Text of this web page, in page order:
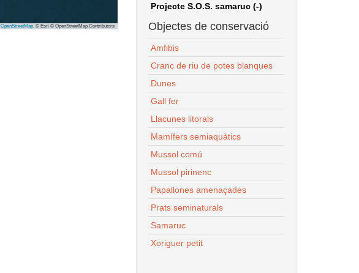
OpenStreetMap, © Esri © OpenStreetMap Contributors
Projecte S.O.S. samaruc (-)
Objectes de conservació
Amfibis
Cranc de riu de potes blanques
Dunes
Gall fer
Llacunes litorals
Mamífers semiaquàtics
Mussol comú
Mussol pirinenc
Papallones amenaçades
Prats seminaturals
Samaruc
Xoriguer petit